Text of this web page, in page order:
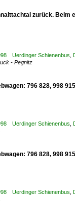
zurück. Beim
Uerdinger Schienenbus
- Pegnitz
796 828, 998
Uerdinger Schienenbus
796 828, 998
Uerdinger Schienenbus